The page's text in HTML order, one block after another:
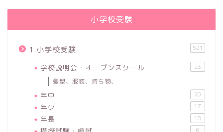
小学校受験
1.小学校受験 521
学校説明会・オープンスクール 23
髪型、服装、持ち物、
年中 20
年少 17
年長 18
6